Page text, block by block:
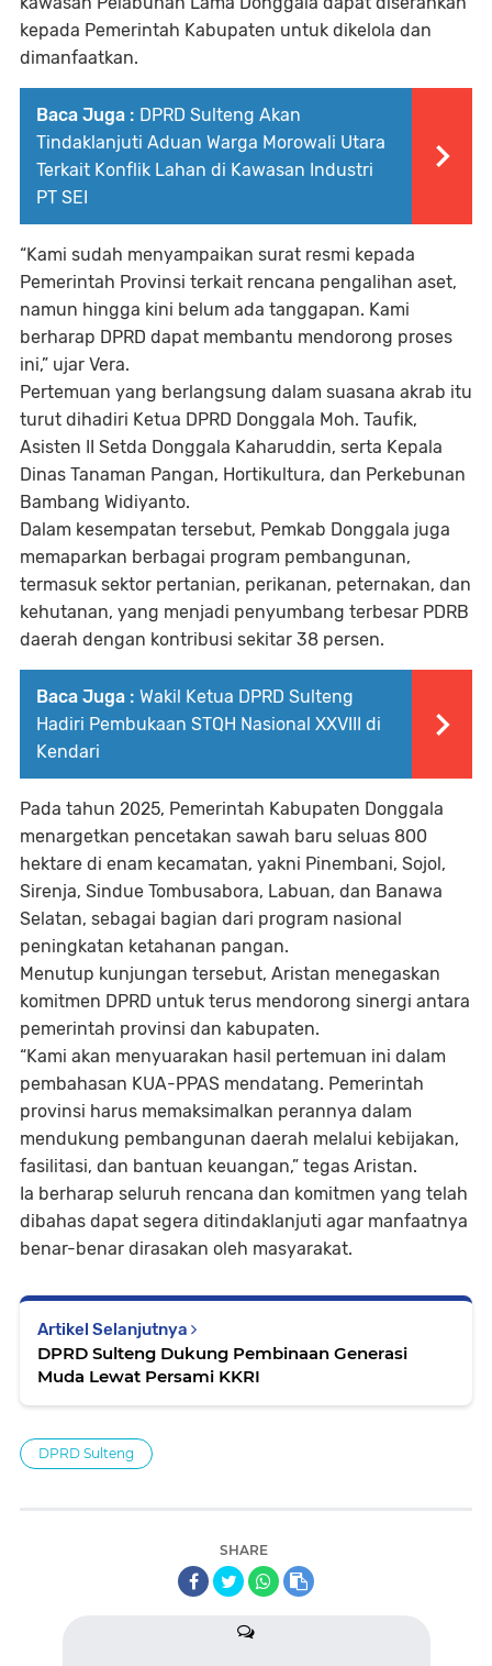
kepada Pemerintah Kabupaten untuk dikelola dan
dimanfaatkan.
Baca Juga : DPRD Sulteng Akan
Tindaklanjuti Aduan Warga Morowali Utara
Terkait Konflik Lahan di Kawasan Industri
PT SEI
“Kami sudah menyampaikan surat resmi kepada
Pemerintah Provinsi terkait rencana pengalihan aset,
namun hingga kini belum ada tanggapan. Kami
berharap DPRD dapat membantu mendorong proses
ini,” ujar Vera.
Pertemuan yang berlangsung dalam suasana akrab itu
turut dihadiri Ketua DPRD Donggala Moh. Taufik,
Asisten II Setda Donggala Kaharuddin, serta Kepala
Dinas Tanaman Pangan, Hortikultura, dan Perkebunan
Bambang Widiyanto.
Dalam kesempatan tersebut, Pemkab Donggala juga
memaparkan berbagai program pembangunan,
termasuk sektor pertanian, perikanan, peternakan, dan
kehutanan, yang menjadi penyumbang terbesar PDRB
daerah dengan kontribusi sekitar 38 persen.
Baca Juga : Wakil Ketua DPRD Sulteng
Hadiri Pembukaan STQH Nasional XXVIII di
Kendari
Pada tahun 2025, Pemerintah Kabupaten Donggala
menargetkan pencetakan sawah baru seluas 800
hektare di enam kecamatan, yakni Pinembani, Sojol,
Sirenja, Sindue Tombusabora, Labuan, dan Banawa
Selatan, sebagai bagian dari program nasional
peningkatan ketahanan pangan.
Menutup kunjungan tersebut, Aristan menegaskan
komitmen DPRD untuk terus mendorong sinergi antara
pemerintah provinsi dan kabupaten.
“Kami akan menyuarakan hasil pertemuan ini dalam
pembahasan KUA-PPAS mendatang. Pemerintah
provinsi harus memaksimalkan perannya dalam
mendukung pembangunan daerah melalui kebijakan,
fasilitasi, dan bantuan keuangan,” tegas Aristan.
Ia berharap seluruh rencana dan komitmen yang telah
dibahas dapat segera ditindaklanjuti agar manfaatnya
benar-benar dirasakan oleh masyarakat.
Artikel Selanjutnya
DPRD Sulteng Dukung Pembinaan Generasi
Muda Lewat Persami KKRI
DPRD Sulteng
SHARE